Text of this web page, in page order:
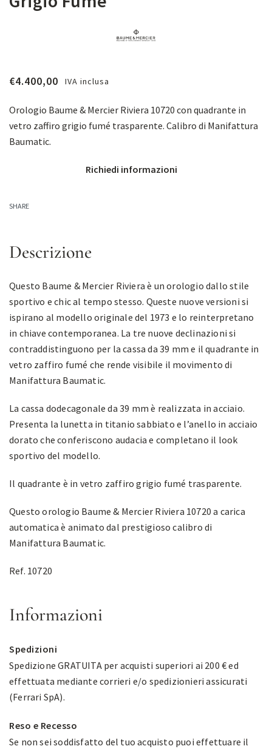
€4.400,00 IVA inclusa
Orologio Baume & Mercier Riviera 10720 con quadrante in
vetro zaffiro grigio fumé trasparente. Calibro di Manifattura
Baumatic.
Richiedi informazioni
SHARE
Descrizione
Questo Baume & Mercier Riviera è un orologio dallo stile
sportivo e chic al tempo stesso. Queste nuove versioni si
ispirano al modello originale del 1973 e lo reinterpretano
in chiave contemporanea. La tre nuove declinazioni si
contraddistinguono per la cassa da 39 mm e il quadrante in
vetro zaffiro fumé che rende visibile il movimento di
Manifattura Baumatic.
La cassa dodecagonale da 39 mm è realizzata in acciaio.
Presenta la lunetta in titanio sabbiato e l’anello in acciaio
dorato che conferiscono audacia e completano il look
sportivo del modello.
Il quadrante è in vetro zaffiro grigio fumé trasparente.
Questo orologio Baume & Mercier Riviera 10720 a carica
automatica è animato dal prestigioso calibro di
Manifattura Baumatic.
Ref. 10720
Informazioni
Spedizioni
Spedizione GRATUITA per acquisti superiori ai 200 € ed
effettuata mediante corrieri e/o spedizionieri assicurati
(Ferrari SpA).
Reso e Recesso
Se non sei soddisfatto del tuo acquisto puoi effettuare il